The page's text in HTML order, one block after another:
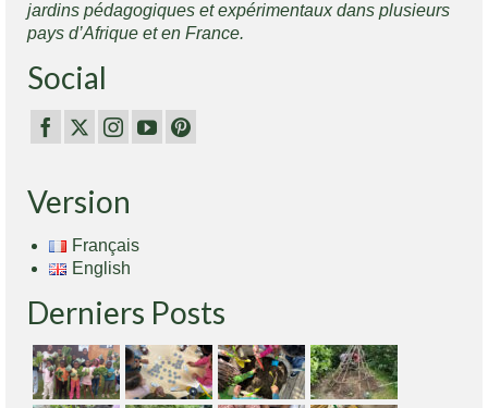
jardins pédagogiques et expérimentaux dans plusieurs
pays d’Afrique et en France.
Social
Version
Français
English
Derniers Posts